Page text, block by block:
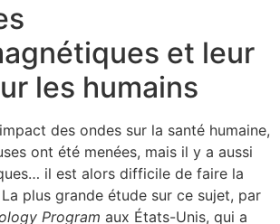
et leur
les humains
des ondes sur la santé humaine,
ont été menées, mais il y a aussi
il est alors difficile de faire la
plus grande étude sur ce sujet, par
Program aux États-Unis, qui a